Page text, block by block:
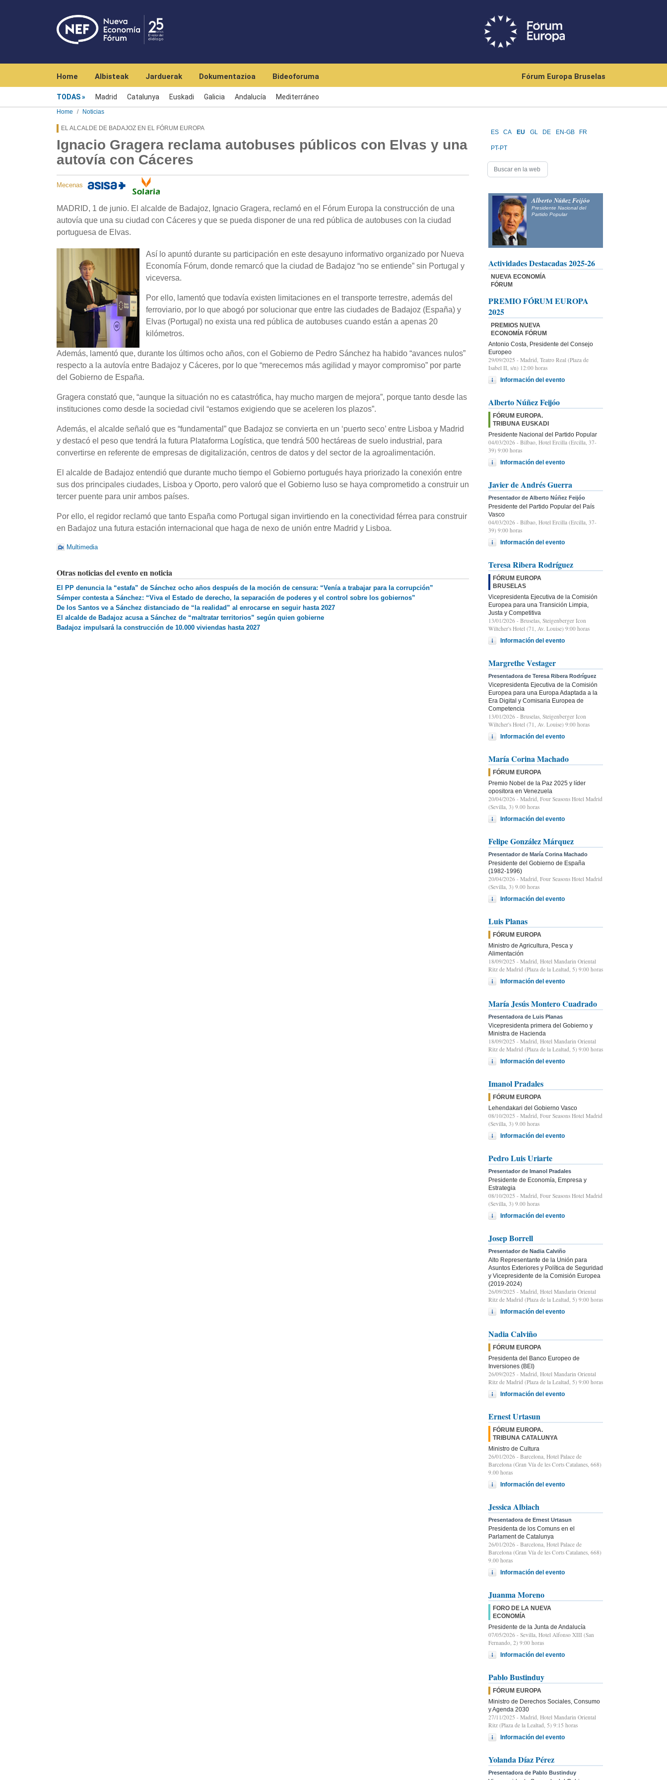
Home Albisteak Jarduerak Dokumentazioa Bideoforuma Fórum Europa Bruselas
TODAS Madrid Catalunya Euskadi Galicia Andalucía Mediterráneo
Home Noticias
EL ALCALDE DE BADAJOZ EN EL FÓRUM EUROPA
Ignacio Gragera reclama autobuses públicos con Elvas y una
autovía con Cáceres
Mecenas
MADRID, 1 de junio. El alcalde de Badajoz, Ignacio Gragera, reclamó en el Fórum Europa la construcción de una
autovía que una su ciudad con Cáceres y que se pueda disponer de una red pública de autobuses con la ciudad
portuguesa de Elvas.
Así lo apuntó durante su participación en este desayuno informativo organizado por Nueva
Economía Fórum, donde remarcó que la ciudad de Badajoz “no se entiende” sin Portugal y
viceversa.
Por ello, lamentó que todavía existen limitaciones en el transporte terrestre, además del
ferroviario, por lo que abogó por solucionar que entre las ciudades de Badajoz (España) y
Elvas (Portugal) no exista una red pública de autobuses cuando están a apenas 20
kilómetros.
Además, lamentó que, durante los últimos ocho años, con el Gobierno de Pedro Sánchez ha habido “avances nulos”
respecto a la autovía entre Badajoz y Cáceres, por lo que “merecemos más agilidad y mayor compromiso” por parte
del Gobierno de España.
Gragera constató que, “aunque la situación no es catastrófica, hay mucho margen de mejora”, porque tanto desde las
instituciones como desde la sociedad civil “estamos exigiendo que se aceleren los plazos”.
Además, el alcalde señaló que es “fundamental” que Badajoz se convierta en un ‘puerto seco’ entre Lisboa y Madrid
y destacó el peso que tendrá la futura Plataforma Logística, que tendrá 500 hectáreas de suelo industrial, para
convertirse en referente de empresas de digitalización, centros de datos y del sector de la agroalimentación.
El alcalde de Badajoz entendió que durante mucho tiempo el Gobierno portugués haya priorizado la conexión entre
sus dos principales ciudades, Lisboa y Oporto, pero valoró que el Gobierno luso se haya comprometido a construir un
tercer puente para unir ambos países.
Por ello, el regidor reclamó que tanto España como Portugal sigan invirtiendo en la conectividad férrea para construir
en Badajoz una futura estación internacional que haga de nexo de unión entre Madrid y Lisboa.
Multimedia
Otras noticias del evento en noticia
El PP denuncia la “estafa” de Sánchez ocho años después de la moción de censura: “Venía a trabajar para la corrupción”
Sémper contesta a Sánchez: “Viva el Estado de derecho, la separación de poderes y el control sobre los gobiernos”
De los Santos ve a Sánchez distanciado de “la realidad” al enrocarse en seguir hasta 2027
El alcalde de Badajoz acusa a Sánchez de “maltratar territorios” según quien gobierne
Badajoz impulsará la construcción de 10.000 viviendas hasta 2027
ES CA EU GL DE EN-GB FR
PT-PT
Alberto Núñez Feijóo
Presidente Nacional del
Partido Popular
Actividades Destacadas 2025-26
NUEVA ECONOMÍA
FÓRUM
PREMIO FÓRUM EUROPA
2025
PREMIOS NUEVA
ECONOMÍA FÓRUM
Antonio Costa, Presidente del Consejo
Europeo
29/09/2025 - Madrid, Teatro Real (Plaza de
Isabel II, s/n) 12:00 horas
Información del evento
Alberto Núñez Feijóo
FÓRUM EUROPA.
TRIBUNA EUSKADI
Presidente Nacional del Partido Popular
04/03/2026 - Bilbao, Hotel Ercilla (Ercilla, 37-
39) 9:00 horas
Información del evento
Javier de Andrés Guerra
Presentador de Alberto Núñez Feijóo
Presidente del Partido Popular del País
Vasco
04/03/2026 - Bilbao, Hotel Ercilla (Ercilla, 37-
39) 9:00 horas
Información del evento
Teresa Ribera Rodríguez
FÓRUM EUROPA
BRUSELAS
Vicepresidenta Ejecutiva de la Comisión
Europea para una Transición Limpia,
Justa y Competitiva
13/01/2026 - Bruselas, Steigenberger Icon
Wiltcher's Hotel (71, Av. Louise) 9:00 horas
Información del evento
Margrethe Vestager
Presentadora de Teresa Ribera Rodríguez
Vicepresidenta Ejecutiva de la Comisión
Europea para una Europa Adaptada a la
Era Digital y Comisaria Europea de
Competencia
13/01/2026 - Bruselas, Steigenberger Icon
Wiltcher's Hotel (71, Av. Louise) 9:00 horas
Información del evento
María Corina Machado
FÓRUM EUROPA
Premio Nobel de la Paz 2025 y líder
opositora en Venezuela
20/04/2026 - Madrid, Four Seasons Hotel Madrid
(Sevilla, 3) 9.00 horas
Información del evento
Felipe González Márquez
Presentador de María Corina Machado
Presidente del Gobierno de España
(1982-1996)
20/04/2026 - Madrid, Four Seasons Hotel Madrid
(Sevilla, 3) 9.00 horas
Información del evento
Luis Planas
FÓRUM EUROPA
Ministro de Agricultura, Pesca y
Alimentación
18/09/2025 - Madrid, Hotel Mandarin Oriental
Ritz de Madrid (Plaza de la Lealtad, 5) 9:00 horas
Información del evento
María Jesús Montero Cuadrado
Presentadora de Luis Planas
Vicepresidenta primera del Gobierno y
Ministra de Hacienda
18/09/2025 - Madrid, Hotel Mandarin Oriental
Ritz de Madrid (Plaza de la Lealtad, 5) 9:00 horas
Información del evento
Imanol Pradales
FÓRUM EUROPA
Lehendakari del Gobierno Vasco
08/10/2025 - Madrid, Four Seasons Hotel Madrid
(Sevilla, 3) 9.00 horas
Información del evento
Pedro Luis Uriarte
Presentador de Imanol Pradales
Presidente de Economía, Empresa y
Estrategia
08/10/2025 - Madrid, Four Seasons Hotel Madrid
(Sevilla, 3) 9.00 horas
Información del evento
Josep Borrell
Presentador de Nadia Calviño
Alto Representante de la Unión para
Asuntos Exteriores y Política de Seguridad
y Vicepresidente de la Comisión Europea
(2019-2024)
26/09/2025 - Madrid, Hotel Mandarin Oriental
Ritz de Madrid (Plaza de la Lealtad, 5) 9:00 horas
Información del evento
Nadia Calviño
FÓRUM EUROPA
Presidenta del Banco Europeo de
Inversiones (BEI)
26/09/2025 - Madrid, Hotel Mandarin Oriental
Ritz de Madrid (Plaza de la Lealtad, 5) 9:00 horas
Información del evento
Ernest Urtasun
FÓRUM EUROPA.
TRIBUNA CATALUNYA
Ministro de Cultura
26/01/2026 - Barcelona, Hotel Palace de
Barcelona (Gran Vía de les Corts Catalanes, 668)
9.00 horas
Información del evento
Jessica Albiach
Presentadora de Ernest Urtasun
Presidenta de los Comuns en el
Parlament de Catalunya
26/01/2026 - Barcelona, Hotel Palace de
Barcelona (Gran Vía de les Corts Catalanes, 668)
9.00 horas
Información del evento
Juanma Moreno
FORO DE LA NUEVA
ECONOMÍA
Presidente de la Junta de Andalucía
07/05/2026 - Sevilla, Hotel Alfonso XIII (San
Fernando, 2) 9:00 horas
Información del evento
Pablo Bustinduy
FÓRUM EUROPA
Ministro de Derechos Sociales, Consumo
y Agenda 2030
27/11/2025 - Madrid, Hotel Mandarin Oriental
Ritz (Plaza de la Lealtad, 5) 9:15 horas
Información del evento
Yolanda Díaz Pérez
Presentadora de Pablo Bustinduy